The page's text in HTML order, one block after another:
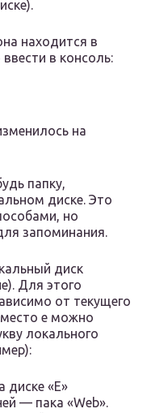
находится в
в консоль:
на
папку,
диске. Это
но
запоминания.
диск
Для этого
от текущего
e можно
локального
диске «E»
— пака «Web».